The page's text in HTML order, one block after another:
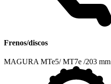
Frenos/discos
MAGURA MTe5/ MT7e /203 mm